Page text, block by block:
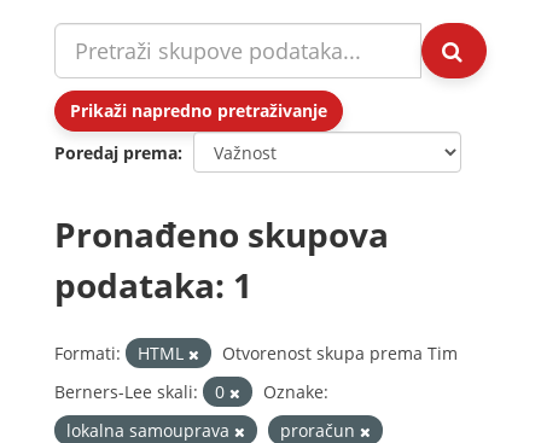
Prikaži napredno pretraživanje
Poredaj prema
Pronađeno skupova
podataka: 1
Formati: HTML
Otvorenost skupa prema Tim
Berners-Lee skali:
0
Oznake:
lokalna samouprava
proračun